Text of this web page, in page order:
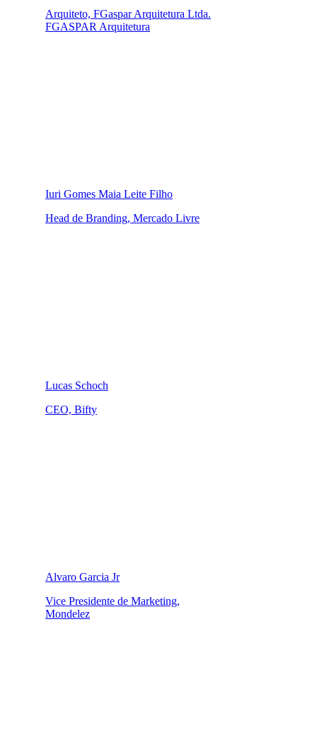
Arquiteto, FGaspar Arquitetura Ltda.
FGASPAR Arquitetura
Iuri Gomes Maia Leite Filho
Head de Branding, Mercado Livre
Lucas Schoch
CEO, Bifty
Alvaro Garcia Jr
Vice Presidente de Marketing,
Mondelez